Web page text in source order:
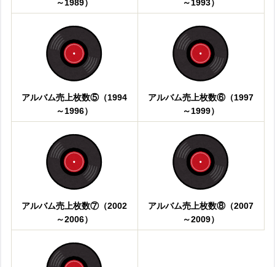
～1989）
～1993）
アルバム売上枚数⑤（1994
～1996）
アルバム売上枚数⑥（1997
～1999）
アルバム売上枚数⑦（2002
～2006）
アルバム売上枚数⑧（2007
～2009）